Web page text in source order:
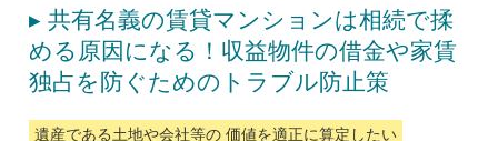
▸共有名義の賃貸マンションは相続で揉
める原因になる！収益物件の借金や家賃
独占を防ぐためのトラブル防止策
遺産である土地や会社等の 価値を適正に算定したい